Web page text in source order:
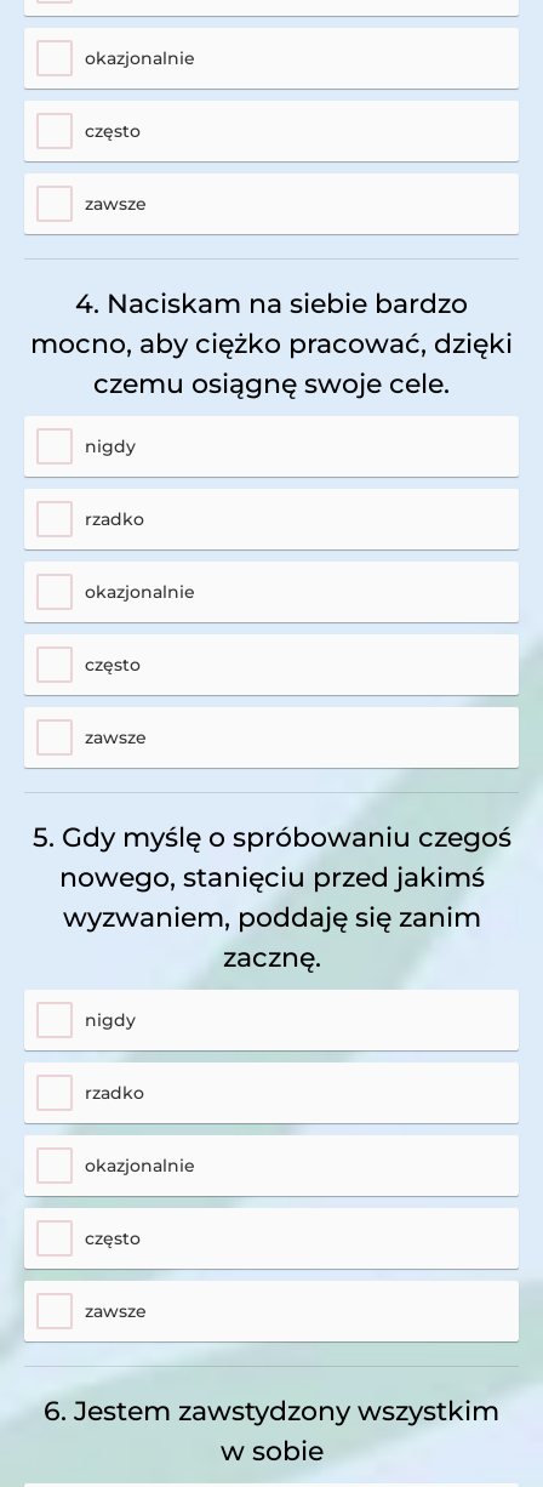
okazjonalnie
często
zawsze
4. Naciskam na siebie bardzo
mocno, aby ciężko pracować, dzięki
czemu osiągnę swoje cele.
nigdy
rzadko
okazjonalnie
często
zawsze
5. Gdy myślę o spróbowaniu czegoś
nowego, stanięciu przed jakimś
wyzwaniem, poddaję się zanim
zacznę.
nigdy
rzadko
okazjonalnie
często
zawsze
6. Jestem zawstydzony wszystkim
w sobie